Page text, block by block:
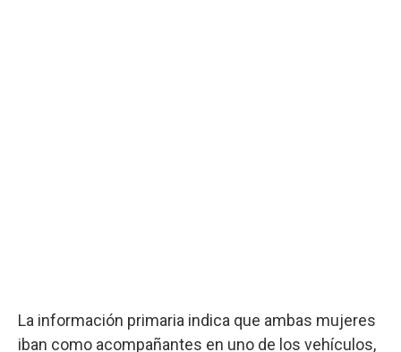
La información primaria indica que ambas mujeres
iban como acompañantes en uno de los vehículos,